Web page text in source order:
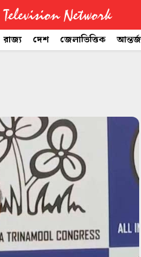
Network
রাজ্য দেশ জেলাভিত্তিক